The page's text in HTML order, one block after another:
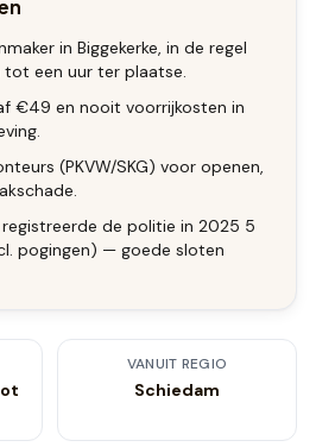
in Biggekerke, in de regel
een uur ter plaatse.
€49 en nooit voorrijkosten in
(PKVW/SKG) voor openen,
de politie in 2025 5
pogingen) — goede sloten
VANUIT REGIO
Schiedam